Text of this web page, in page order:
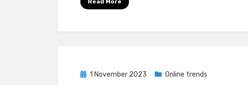
Read More
Posted
1 November 2023 Online trends